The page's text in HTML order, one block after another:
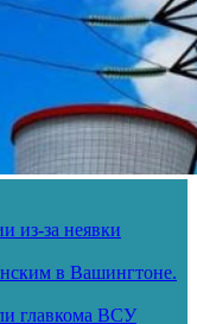
из-за неявки
в Вашингтоне.
главкома ВСУ